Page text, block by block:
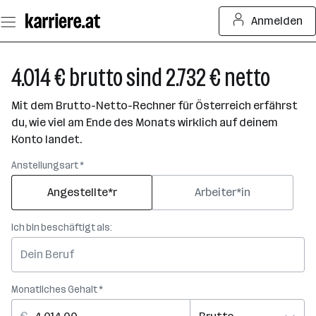
Seiteninhalt
springen
Anmelden
4.014 € brutto sind 2.732 € netto
Mit dem Brutto-Netto-Rechner für Österreich erfährst
du, wie viel am Ende des Monats wirklich auf deinem
Konto landet.
Anstellungsart *
Angestellte*r Arbeiter*in
Ich bin beschäftigt als:
Monatliches Gehalt *